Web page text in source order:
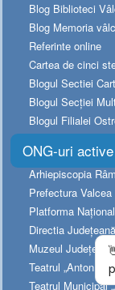
Blog Biblioteci
Blog Memoria
Referinte online
Cartea de cinci
Blogul Sectiei
Blogul Secției
Blogul Filialei
Consiliul
Arhiepiscopia
Prefectura Valcea
Platforma
Directia
Muzeul Judeţean
Teatrul „Anton
Teatrul Municipal
ONG-uri active